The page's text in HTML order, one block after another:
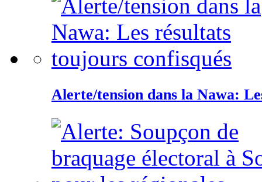
Alerte/tension dans la Nawa: